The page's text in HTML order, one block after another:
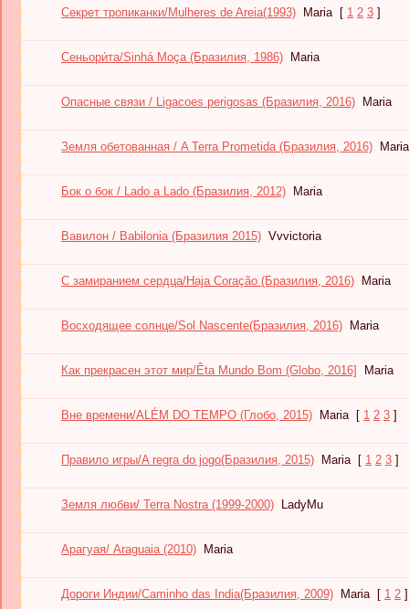
Секрет тропиканки/Mulheres de Areia(1993) Maria [ 1 2 3 ]
Сеньори́та/Sinhá Moça (Бразилия, 1986) Maria
Опасные связи / Ligacoes perigosas (Бразилия, 2016) Maria
Земля обетованная / A Terra Prometida (Бразилия, 2016) Maria
Бок о бок / Lado а Lado (Бразилия, 2012) Maria
Вавилон / Babilonia (Бразилия 2015) Vvvictoria
С замиранием сердца/Haja Coração (Бразилия, 2016) Maria
Восходящее солнце/Sol Nascente(Бразилия, 2016) Maria
Как прекрасен этот мир/Êta Mundo Bom (Globo, 2016] Maria
Вне времени/ALÉM DO TEMPO (Глобо, 2015) Maria [ 1 2 3 ]
Правило игры/A regra do jogo(Бразилия, 2015) Maria [ 1 2 3 ]
Земля любви/ Terra Nostra (1999-2000) LadyMu
Арагуая/ Araguaia (2010) Maria
Дороги Индии/Caminho das India(Бразилия, 2009) Maria [ 1 2 ]